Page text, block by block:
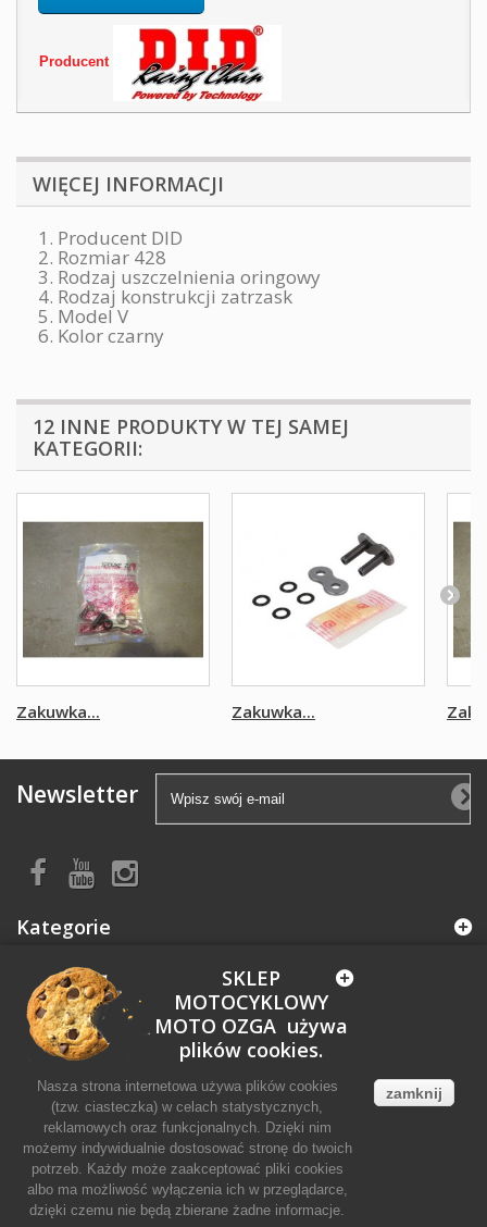
Producent
WIĘCEJ INFORMACJI
1. Producent DID
2. Rozmiar 428
3. Rodzaj uszczelnienia oringowy
4. Rodzaj konstrukcji zatrzask
5. Model V
6. Kolor czarny
12 INNE PRODUKTY W TEJ SAMEJ
KATEGORII:
Zakuwka... Zakuwka...
Newsletter
Kategorie
Informacja
Moje konto
Informacja o sklepie
SKLEP
MOTOCYKLOWY
MOTO OZGA używa
plików cookies.
Nasza strona internetowa używa plików cookies
(tzw. ciasteczka) w celach statystycznych,
reklamowych oraz funkcjonalnych. Dzięki nim
możemy indywidualnie dostosować stronę do twoich
potrzeb. Każdy może zaakceptować pliki cookies
albo ma możliwość wyłączenia ich w przeglądarce,
dzięki czemu nie będą zbierane żadne informacje.
zamknij